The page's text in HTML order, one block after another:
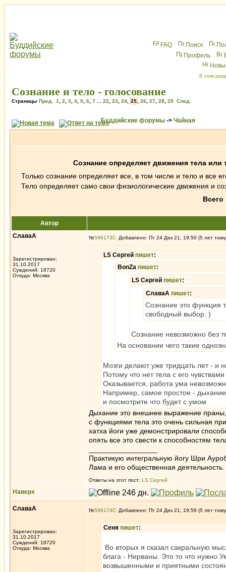
FAQ Поиск
Профиль
В этом
Сознание и тело - голосование
Страницы Пред. 1 2 3 4 5 6 7 22 23 24 25 26 27 28 29 След.
Буддийские форумы -> Чайная
Сознание определяет движения тела
Только сознание определяет все, в том числе и тело и все
Тело определяет само свои физиологические движения и
Автор
СлаваА
Зарегистрирован:
31.10.2017
Суждений: 18720
Откуда: Москва
№596173 Добавлено: Пт 24 Дек 21, 19:50 (5 лет
LS Сергей пишет:
BonZa пишет:
LS Сергей пишет:
СлаваА пишет:
Сознание это функция
свободный выбор. )
Сознание невозможно без
На основании чего такие
Мозги делают уже тридцать лет - и
Потому что нет тела с его
Оказывается, работа ума
Например, самое простое -
и посмотрите что будет с умом
Дыхание это внешнее выражение
с функциями тела это очень сильная
хатха йоги уже демонстрировали
опять все это свести к способностям
Практикую интегральную йогу Шри
Лама и его общественная деятельность.
Ответы на этот пост: LS Сергей
Наверх
СлаваА
Зарегистрирован:
31.10.2017
Суждений: 18720
Откуда: Москва
№596174 Добавлено: Пт 24 Дек 21, 19:59 (5 лет
Сеня пишет:
Во вторых я сказал сакральную
блага - Нирваны. Это то что нужно
возвышенными и приятными